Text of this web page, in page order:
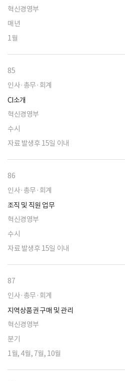
혁신경영부
매년
1월
85
인사·총무·회계
CI소개
혁신경영부
수시
자료 발생후 15일 이내
86
인사·총무·회계
조직 및 직원 업무
혁신경영부
수시
자료 발생후 15일 이내
87
인사·총무·회계
지역상품권 구매 및 관리
혁신경영부
분기
1월, 4월, 7월, 10월